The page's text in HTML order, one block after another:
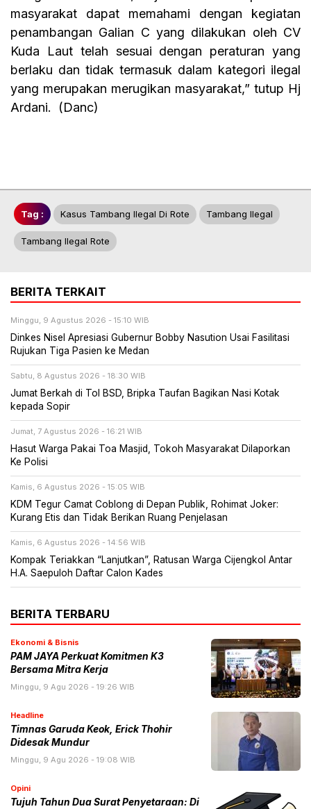
masyarakat dapat memahami dengan kegiatan
penambangan Galian C yang dilakukan oleh CV
Kuda Laut telah sesuai dengan peraturan yang
berlaku dan tidak termasuk dalam kategori ilegal
yang merupakan merugikan masyarakat,” tutup Hj
Ardani. (Danc)
Tag : Kasus Tambang Ilegal Di Rote Tambang Ilegal
Tambang Ilegal Rote
BERITA TERKAIT
Minggu, 9 Agustus 2026 - 15:10 WIB
Dinkes Nisel Apresiasi Gubernur Bobby Nasution Usai Fasilitasi
Rujukan Tiga Pasien ke Medan
Sabtu, 8 Agustus 2026 - 18:30 WIB
Jumat Berkah di Tol BSD, Bripka Taufan Bagikan Nasi Kotak
kepada Sopir
Jumat, 7 Agustus 2026 - 16:21 WIB
Hasut Warga Pakai Toa Masjid, Tokoh Masyarakat Dilaporkan
Ke Polisi
Kamis, 6 Agustus 2026 - 15:05 WIB
KDM Tegur Camat Coblong di Depan Publik, Rohimat Joker:
Kurang Etis dan Tidak Berikan Ruang Penjelasan
Kamis, 6 Agustus 2026 - 14:56 WIB
Kompak Teriakkan “Lanjutkan”, Ratusan Warga Cijengkol Antar
H.A. Saepuloh Daftar Calon Kades
BERITA TERBARU
Ekonomi & Bisnis
PAM JAYA Perkuat Komitmen K3
Bersama Mitra Kerja
Minggu, 9 Agu 2026 - 19:26 WIB
Headline
Timnas Garuda Keok, Erick Thohir
Didesak Mundur
Minggu, 9 Agu 2026 - 19:08 WIB
Opini
Tujuh Tahun Dua Surat Penyetaraan: Di